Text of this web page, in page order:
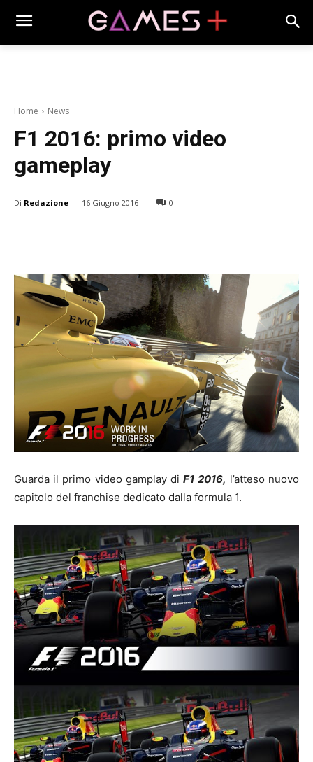
Home News
F1 2016: primo video
gameplay
Di Redazione - 16 Giugno 2016 0
Guarda il primo video gamplay diF1 2016, l’atteso nuovo
capitolo del franchise dedicato dalla formula 1.